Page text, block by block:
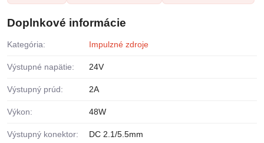
Doplnkové informácie
Kategória: Impulzné zdroje
Výstupné napätie: 24V
Výstupný prúd: 2A
Výkon: 48W
Výstupný konektor: DC 2.1/5.5mm